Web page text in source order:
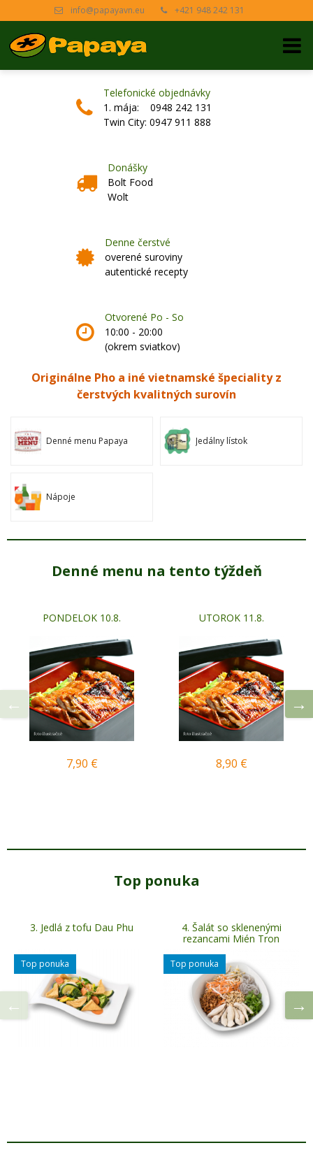
info@papayavn.eu +421 948 242 131
Telefonické objednávky
1. mája: 0948 242 131
Twin City: 0947 911 888
Donášky
Bolt Food
Wolt
Denne čerstvé
overené suroviny
autentické recepty
Otvorené Po - So
10:00 - 20:00
(okrem sviatkov)
Originálne Pho a iné vietnamské špeciality z
čerstvých kvalitných surovín
Denné menu Papaya Jedálny lístok
Nápoje
Denné menu na tento týždeň
PONDELOK 10.8.
7,90 €
UTOROK 11.8.
8,90 €
Top ponuka
3. Jedlá z tofu Dau Phu
Top ponuka
4. Šalát so sklenenými
rezancami Mién Tron
Top ponuka